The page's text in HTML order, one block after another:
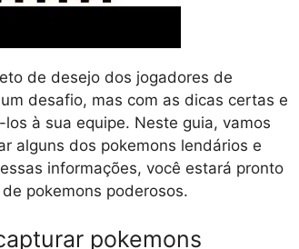
de desejo dos jogadores de
desafio, mas com as dicas certas e
à sua equipe. Neste guia, vamos
alguns dos pokemons lendários e
informações, você estará pronto
pokemons poderosos.
pokemons